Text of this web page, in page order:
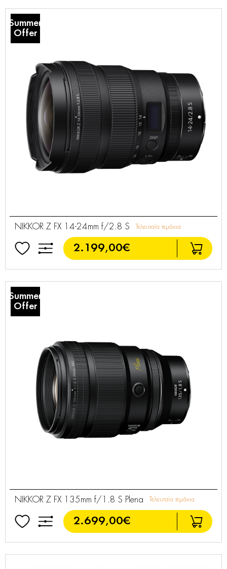
Summer
Offer
NIKKOR Z FX 14-24mm f/2.8 S Τελευταία τεμάχια
2.199,00€
Summer
Offer
NIKKOR Z FX 135mm f/1.8 S Plena Τελευταία τεμάχια
2.699,00€